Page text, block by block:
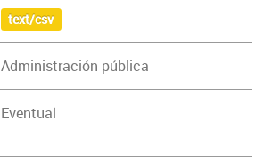
text/csv
Administración pública
Eventual